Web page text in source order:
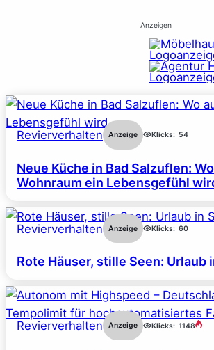
Anzeigen
Revierverhalten Anzeige Klicks: 54
Neue Küche in Bad Salzuflen:
Wohnraum ein Lebensgefühl
Revierverhalten Anzeige Klicks: 60
Rote Häuser, stille Seen: Urlaub
Revierverhalten Anzeige Klicks: 1148